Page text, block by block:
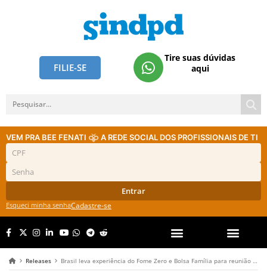
FILIE-SE
Tire suas dúvidas
aqui
VEM PRA BEE FENATI A REDE SOCIAL DOS PROFISSIONAIS DE TI
Entrar
Esqueci minha senhaCadastre-se
Releases Brasil leva experiência do Fome Zero e Bolsa Família para reunião internacional